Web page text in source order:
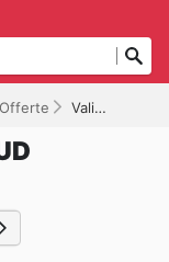
Offerte Valido fino al 12/07/2026